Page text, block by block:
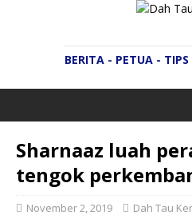
BERITA - PETUA -
Sharnaaz luah
tengok
November 2, 2019 Dah Tau Ker